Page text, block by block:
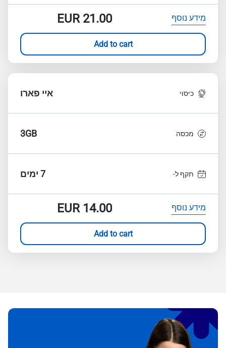
מידע נוסף EUR21.00
Add to cart
כיסוי איי פארו
מכסה 3GB
תקף ל- 7 ימים
מידע נוסף EUR14.00
Add to cart